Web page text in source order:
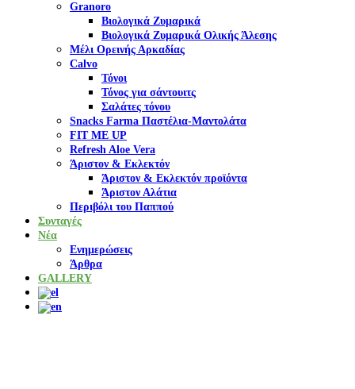
Granoro
Βιολογικά Ζυμαρικά
Βιολογικά Ζυμαρικά Ολικής Άλεσης
Μέλι Ορεινής Αρκαδίας
Calvo
Τόνοι
Τόνος για σάντουιτς
Σαλάτες τόνου
Snacks Farma Παστέλια-Μαντολάτα
FIT ME UP
Refresh Aloe Vera
Άριστον & Εκλεκτόν
Άριστον & Εκλεκτόν προϊόντα
Άριστον Αλάτια
Περιβόλι του Παππού
Συνταγές
Νέα
Ενημερώσεις
Άρθρα
GALLERY